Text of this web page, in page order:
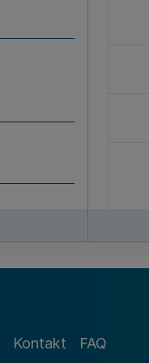
Kontakt FAQ